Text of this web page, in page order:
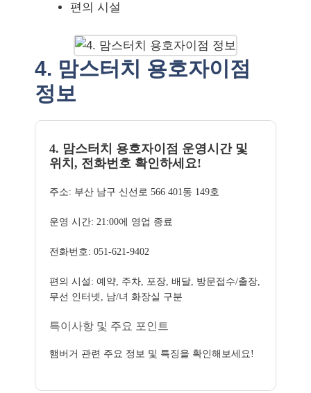
편의 시설
4. 맘스터치 용호자이점
정보
4. 맘스터치 용호자이점 운영시간 및
위치, 전화번호 확인하세요!
주소: 부산 남구 신선로 566 401동 149호
운영 시간: 21:00에 영업 종료
전화번호: 051-621-9402
편의 시설: 예약, 주차, 포장, 배달, 방문접수/출장,
무선 인터넷, 남/녀 화장실 구분
특이사항 및 주요 포인트
햄버거 관련 주요 정보 및 특징을 확인해보세요!